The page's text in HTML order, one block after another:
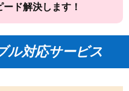
ド解決します！
ル対応サービス